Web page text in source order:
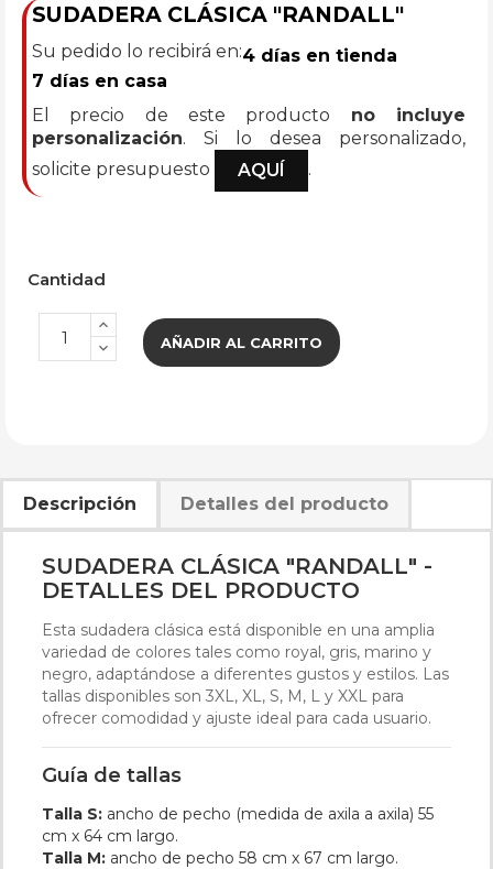
SUDADERA CLÁSICA "RANDALL"
Su pedido lo recibirá en:4 días en tienda
7 días en casa
El precio de este producto no incluye
personalización. Si lo desea personalizado,
solicite presupuesto
AQUÍ .
Cantidad
AÑADIR AL CARRITO
Descripción Detalles del producto
SUDADERA CLÁSICA "RANDALL" -
DETALLES DEL PRODUCTO
Esta sudadera clásica está disponible en una amplia
variedad de colores tales como royal, gris, marino y
negro, adaptándose a diferentes gustos y estilos. Las
tallas disponibles son 3XL, XL, S, M, L y XXL para
ofrecer comodidad y ajuste ideal para cada usuario.
Guía de tallas
Talla S: ancho de pecho (medida de axila a axila) 55
cm x 64 cm largo.
Talla M: ancho de pecho 58 cm x 67 cm largo.